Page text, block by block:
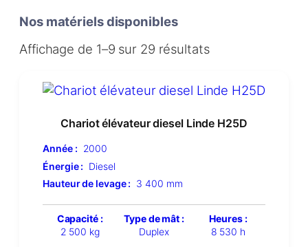
Nos matériels disponibles
Affichage de 1–9 sur 29 résultats
Chariot élévateur diesel Linde H25D
Année : 2000
Énergie : Diesel
Hauteur de levage : 3 400 mm
Capacité :
2 500 kg
Type de mât :
Duplex
Heures :
8 530 h